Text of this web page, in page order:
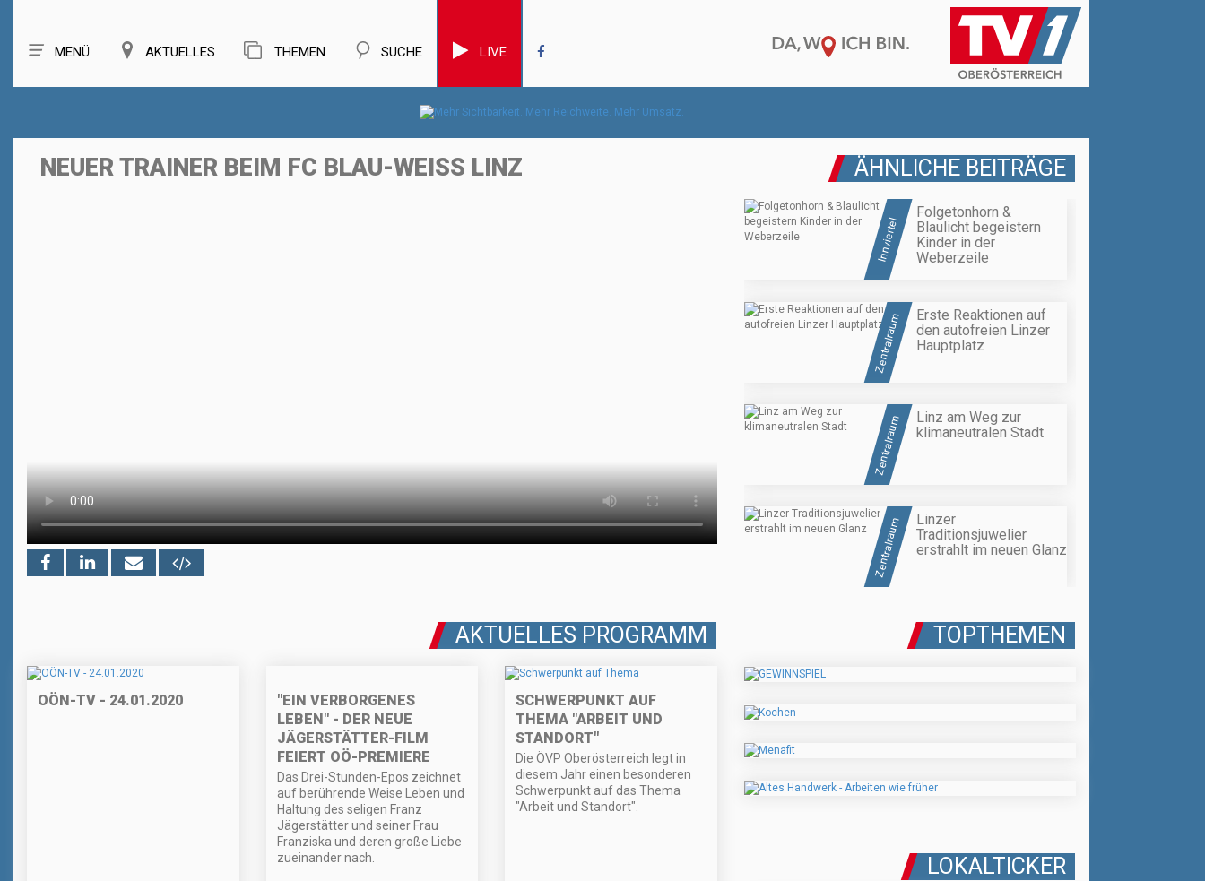
MENÜ AKTUELLES THEMEN SUCHE LIVE
NEUER TRAINER BEIM FC BLAU-WEISS LINZ ÄHNLICHE BEITRÄGE
Innviertel
Folgetonhorn &
Blaulicht begeistern
Kinder in der
Weberzeile
Zentralraum
Erste Reaktionen auf
den autofreien Linzer
Hauptplatz
Zentralraum
Linz am Weg zur
klimaneutralen Stadt
Zentralraum
Linzer
Traditionsjuwelier
erstrahlt im neuen Glanz
AKTUELLES PROGRAMM
OÖN-TV - 24.01.2020
"EIN VERBORGENES
LEBEN" - DER NEUE
JÄGERSTÄTTER-FILM
FEIERT OÖ-PREMIERE
Das Drei-Stunden-Epos zeichnet
auf berührende Weise Leben und
Haltung des seligen Franz
Jägerstätter und seiner Frau
Franziska und deren große Liebe
zueinander nach.
SCHWERPUNKT AUF
THEMA "ARBEIT UND
STANDORT"
Die ÖVP Oberösterreich legt in
diesem Jahr einen besonderen
Schwerpunkt auf das Thema
"Arbeit und Standort".
TOPTHEMEN
LOKALTICKER